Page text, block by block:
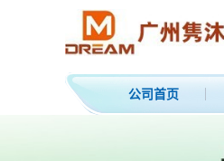
公司首页